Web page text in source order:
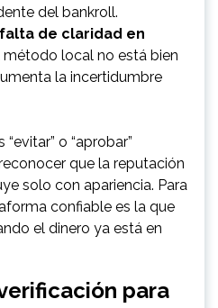
del bankroll.
de claridad en
método local no está bien
la incertidumbre
o “aprobar”
que la reputación
solo con apariencia. Para
confiable es la que
el dinero ya está en
para